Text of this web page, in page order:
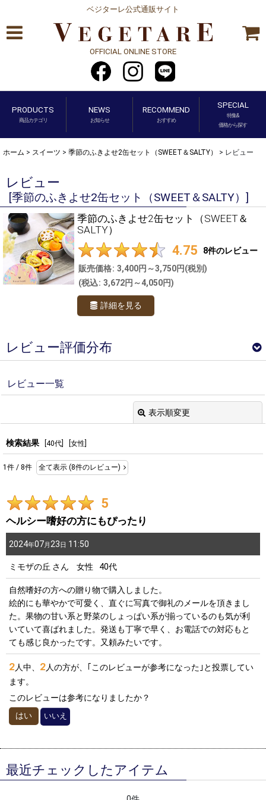
ベジターレ公式通販サイト
OFFICIAL ONLINE STORE
PRODUCTS
商品カテゴリ
NEWS
お知らせ
RECOMMEND
おすすめ
SPECIAL
特集&
価格から探す
ホーム > スイーツ > 季節のふきよせ2缶セット（SWEET＆SALTY） > レビュー
レビュー
[季節のふきよせ2缶セット（SWEET＆SALTY） ]
季節のふきよせ2缶セット（SWEET＆
SALTY）
4.75 8件のレビュー
販売価格: 3,400円～3,750円(税別)
(税込: 3,672円～4,050円)
詳細を見る
レビュー評価分布
6件
0件
男性/年代別
～20代
30代 0件
40代 0件
60代～
女性/年代別
～20代
30代 0件
40代
50代
60代～
レビュー一覧
表示順変更
レビュー検索
期間 :
画像:
星の数:
年代 :
性別:
並び順:
絞り込む
検索結果 40代 女性
1 件 / 8件 全て表示 (8件のレビュー)
5
ヘルシー嗜好の方にもぴったり
2024年07月 23 日 11:50
ミモザの丘 さん 女性 40代
自然嗜好の方への贈り物で購入しました。
絵的にも華やかで可愛く、直ぐに写真で御礼のメールを頂きまし
た。果物の甘い系と野菜のしょっぱい系が揃っているのも気が利
いていて喜ばれました。発送も丁寧で早く、お電話での対応もと
ても感じ良かったです。又頼みたいです。
2人中、 2人の方が、｢このレビューが参考になった｣と投票してい
ます。
このレビューは参考になりましたか？
はい
いいえ
最近チェックしたアイテム